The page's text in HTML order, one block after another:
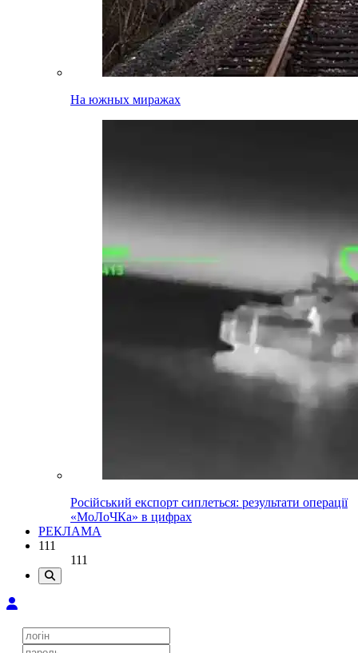
На южных миражах
Російський експорт сиплеться: результати операції
«МоЛоЧКа» в цифрах
РЕКЛАМА
111
111